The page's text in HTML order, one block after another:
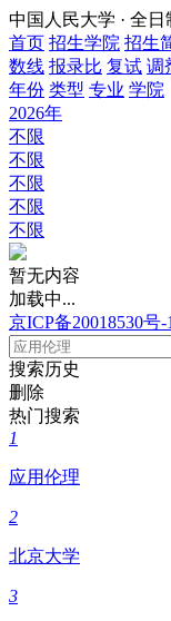
中国人民大学 · 全日
首页 招生学院 招生
数线 报录比 复试 调
年份 类型 专业 学院
2026年
不限
不限
不限
不限
不限
暂无内容
加载中...
京ICP备20018530号-1
搜索历史
删除
热门搜索
1
应用伦理
2
北京大学
3